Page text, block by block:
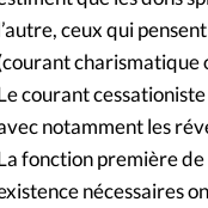
du monde
Vécu
ceux qui
charismatique
courant
notamment les
fonction première de
nécessaires